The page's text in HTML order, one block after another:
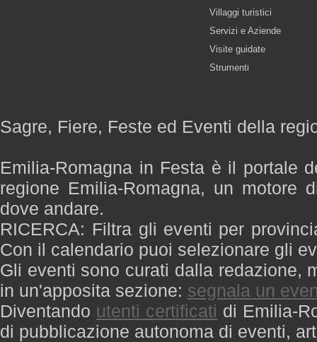
Villaggi turistici
Servizi e Aziende
Visite guidate
Strumenti
Sagre, Fiere, Feste ed Eventi della
Emilia-Romagna in Festa è il portale
regione Emilia-Romagna, un motore
dove andare.
RICERCA: Filtra gli eventi per
Con il calendario puoi selezionare gli
Gli eventi sono curati dalla redazione,
in un'apposita sezione: segnala un
Diventando utenti certificati di Emilia-
di pubblicazione autonoma di eventi,